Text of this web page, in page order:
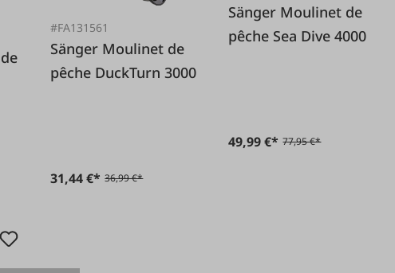
#FA131561
Sänger Moulinet de
pêche DuckTurn 3000
31,44 €* 36,99 €*
Sänger Moulinet de
pêche Sea Dive 4000
49,99 €* 77,95 €*